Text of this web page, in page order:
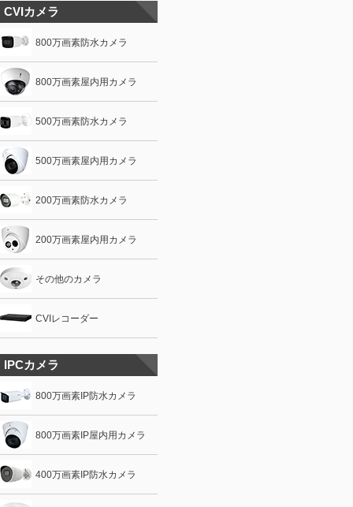
CVIカメラ
800万画素防水カメラ
800万画素屋内用カメラ
500万画素防水カメラ
500万画素屋内用カメラ
200万画素防水カメラ
200万画素屋内用カメラ
その他のカメラ
CVIレコーダー
IPCカメラ
800万画素IP防水カメラ
800万画素IP屋内用カメラ
400万画素IP防水カメラ